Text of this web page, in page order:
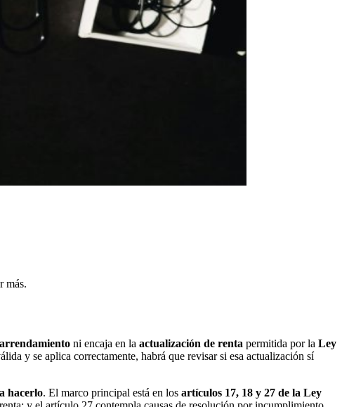
más.
ni encaja en la actualización de renta permitida por la Ley
y se aplica correctamente, habrá que revisar si esa actualización sí
hacerlo. El marco principal está en los artículos 17, 18 y 27 de la Ley